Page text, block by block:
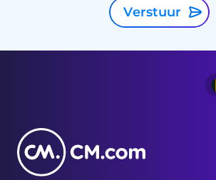
Verstuur